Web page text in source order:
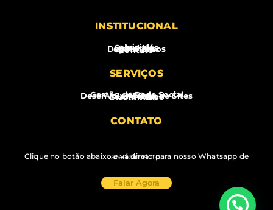
INSTITUCIONAL
Inicial
Sobre Nós
Serviços
Depoimentos
Conteúdos
Contato
SERVIÇOS
Gestão de Rede Social
SEO
Desenvolvimento de Sites
Audiovisual
E-commerce
Meta ADS
CONTATO
Clique no botão abaixo e vá direto para nosso Whatsapp de atendimento.
Falar Agora